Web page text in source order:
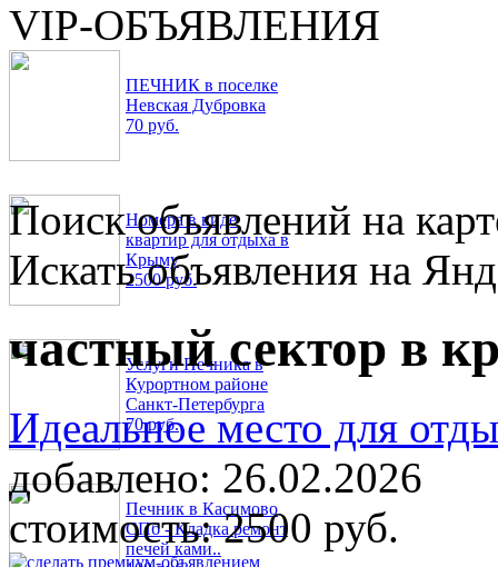
VIP-ОБЪЯВЛЕНИЯ
ПЕЧНИК в поселке
Невская Дубровка
70 руб.
Номера в виде
квартир для отдыха в
Крыму
2500 руб.
Услуги Печника в
Курортном районе
Санкт-Петербурга
70 руб.
Печник в Касимово
СПб - Кладка ремонт
печей ками..
Поиск объявлений на
Искать объявления на
частный сектор в
Идеальное место для
добавлено: 26.02.2026
стоимость:2500 руб.